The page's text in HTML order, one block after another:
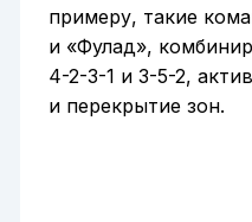
примеру, такие
и «Фулад»,
4-2-3-1 и 3-5-2,
и перекрытие зон.